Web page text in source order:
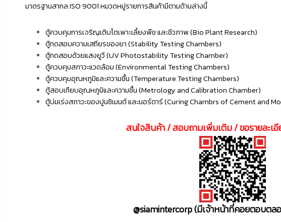
มาตรฐานสากล ISO 9001หมวดหมู่รายการสินค้ามีตามด้านล่างนี้
ตู้ควบคุมการเจริญเติบโตเพาะเลี้ยงพืช และชีวภาพ (Bio Plant Research)
ตู้ทดสอบความเสถียรของยา (Stability Testing Chambers)
ตู้ทดสอบด้วยแสงยูวี (UV Photostability Testing Chamber)
ตู้ควบคุมสภาวะแวดล้อม (Environmental Testing Chambers)
ตู้ควบคุมอุณหภูมิและความชื้น (Temperature Testing Chambers)
ตู้สอบเทียบอุณหภูมิและความชื้น (Metrology and Calibration Chamber)
ตู้บ่มเร่งสภาวะของปูนซิเมนต์ และมอร์ตาร์ (Curing Chambrs of Cement and
สนใจสินค้า / สอบถามเพิ่มเติม / ขอรายละเ
@siamintercorp(มีเจ้าหน้าที่คอยตอบตล